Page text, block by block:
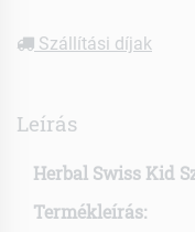
Szállítási díjak
Leírás
Herbal Swiss Kid
Termékleírás: